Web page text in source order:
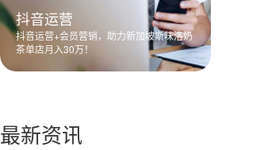
抖音运营
抖音运营+会员营销，助力新加坡斯味洛奶
茶单店月入30万！
最新资讯